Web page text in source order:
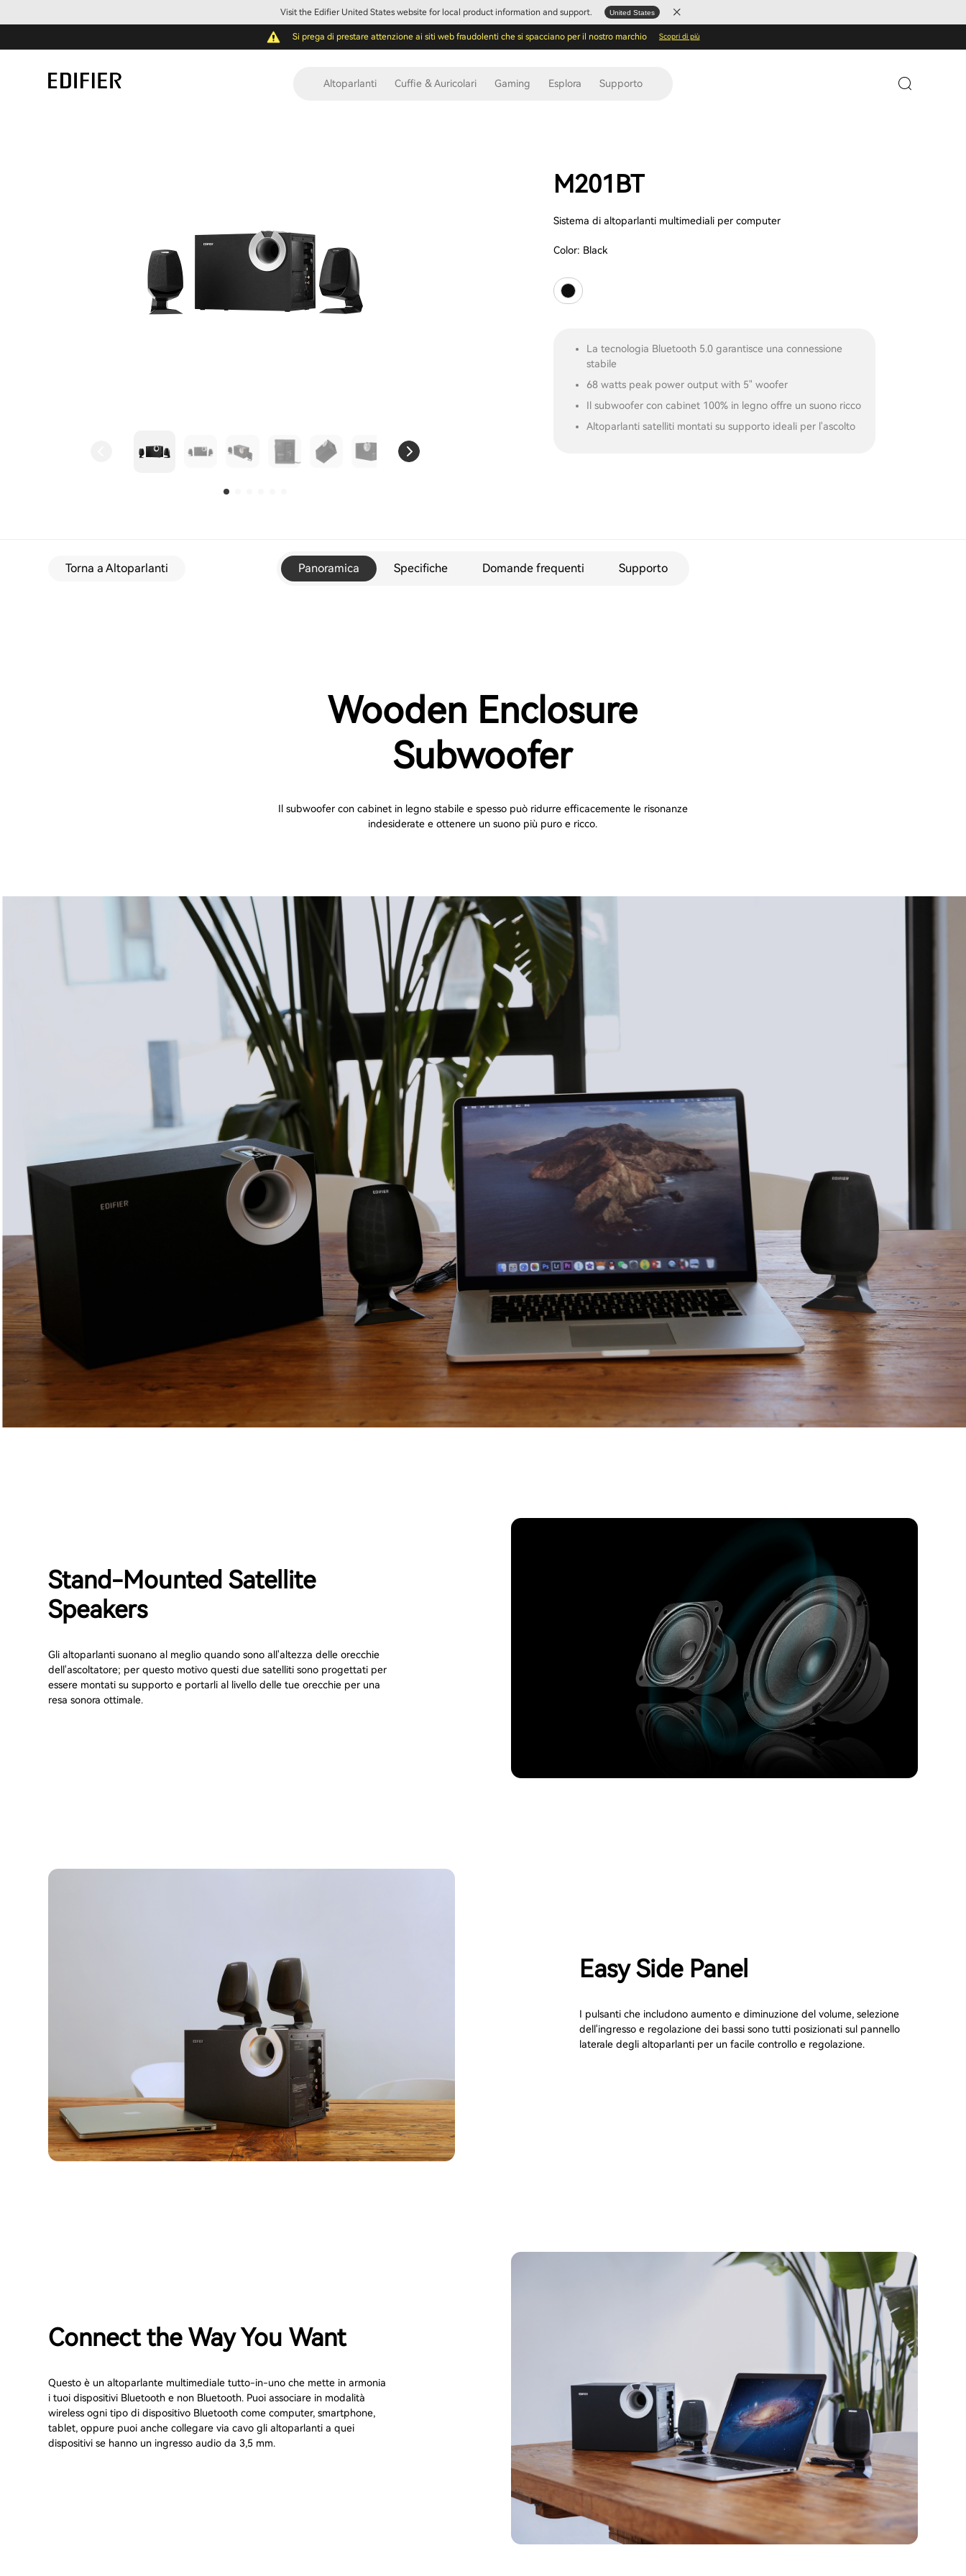
Visit the Edifier United States website for local product information and support. United States
Si prega di prestare attenzione ai siti web fraudolenti che si spacciano per il nostro marchio Scopri di più
Altoparlanti Cuffie & Auricolari Gaming Esplora Supporto
M201BT
Sistema di altoparlanti multimediali per computer
Color: Black
La tecnologia Bluetooth 5.0 garantisce una connessione
stabile
68 watts peak power output with 5" woofer
Il subwoofer con cabinet 100% in legno offre un suono ricco
Altoparlanti satelliti montati su supporto ideali per l'ascolto
Torna a Altoparlanti Panoramica Specifiche Domande frequenti Supporto
Wooden Enclosure
Subwoofer
Il subwoofer con cabinet in legno stabile e spesso può ridurre efficacemente le risonanze
indesiderate e ottenere un suono più puro e ricco.
Stand-Mounted Satellite
Speakers
Gli altoparlanti suonano al meglio quando sono all'altezza delle orecchie
dell'ascoltatore; per questo motivo questi due satelliti sono progettati per
essere montati su supporto e portarli al livello delle tue orecchie per una
resa sonora ottimale.
Easy Side Panel
I pulsanti che includono aumento e diminuzione del volume, selezione
dell'ingresso e regolazione dei bassi sono tutti posizionati sul pannello
laterale degli altoparlanti per un facile controllo e regolazione.
Connect the Way You Want
Questo è un altoparlante multimediale tutto-in-uno che mette in armonia
i tuoi dispositivi Bluetooth e non Bluetooth. Puoi associare in modalità
wireless ogni tipo di dispositivo Bluetooth come computer, smartphone,
tablet, oppure puoi anche collegare via cavo gli altoparlanti a quei
dispositivi se hanno un ingresso audio da 3,5 mm.